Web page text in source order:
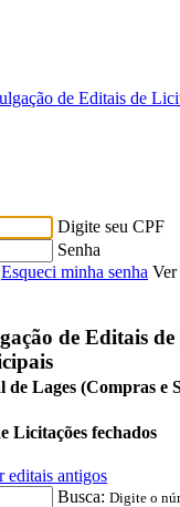
de Editais de
Digite seu CPF
Senha
Esqueci minha senha Ver
de Editais
Lages (Compras e
Licitações fechados
editais antigos
Busca: Digite o